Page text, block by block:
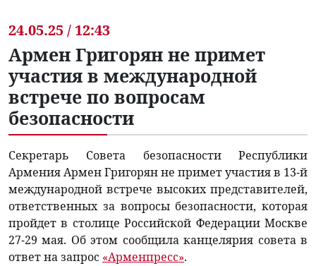
24.05.25 / 12:43
Армен Григорян не примет
участия в международной
встрече по вопросам
безопасности
Секретарь Совета безопасности Республики
Армения Армен Григорян не примет участия в 13-й
международной встрече высоких представителей,
ответственных за вопросы безопасности, которая
пройдет в столице Российской Федерации Москве
27-29 мая. Об этом сообщила канцелярия совета в
ответ на запрос «Арменпресс».